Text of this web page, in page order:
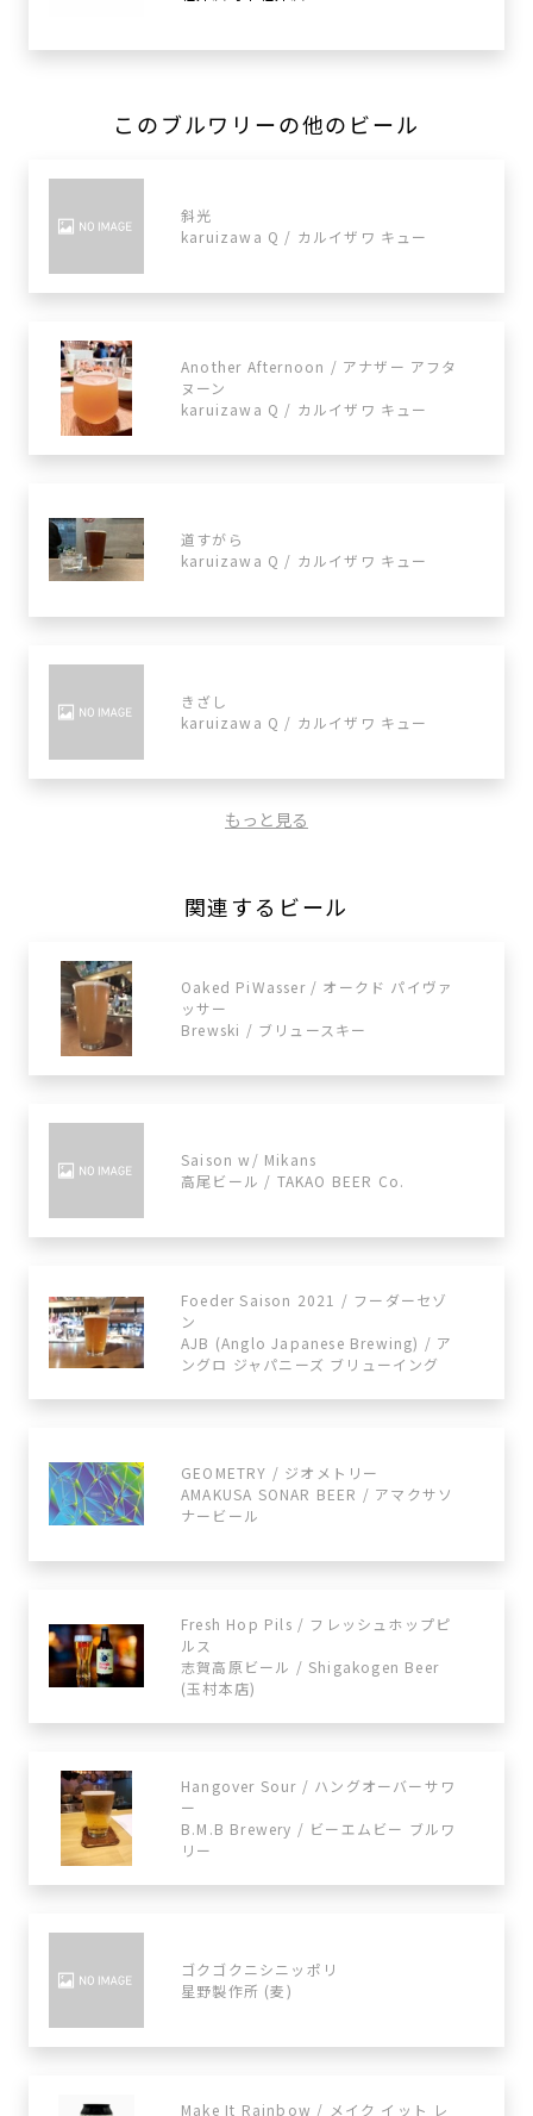
このブルワリーの他のビール
斜光
karuizawa Q / カルイザワ キュー
Another Afternoon / アナザー アフタ
ヌーン
karuizawa Q / カルイザワ キュー
道すがら
karuizawa Q / カルイザワ キュー
きざし
karuizawa Q / カルイザワ キュー
もっと見る
関連するビール
Oaked PiWasser / オークド パイヴァ
ッサー
Brewski / ブリュースキー
Saison w/ Mikans
高尾ビール / TAKAO BEER Co.
Foeder Saison 2021 / フーダーセゾ
ン
AJB (Anglo Japanese Brewing) / ア
ングロ ジャパニーズ ブリューイング
GEOMETRY / ジオメトリー
AMAKUSA SONAR BEER / アマクサソ
ナービール
Fresh Hop Pils / フレッシュホップピ
ルス
志賀高原ビール / Shigakogen Beer
(玉村本店)
Hangover Sour / ハングオーバーサワ
ー
B.M.B Brewery / ビーエムビー ブルワ
リー
ゴクゴクニシニッポリ
星野製作所 (麦)
Make It Rainbow / メイク イット レ